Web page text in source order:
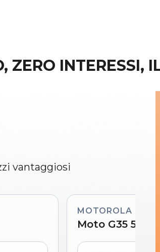
ZERO INTERESSI,
vantaggiosi
MOTOROLA
Moto G35 5G